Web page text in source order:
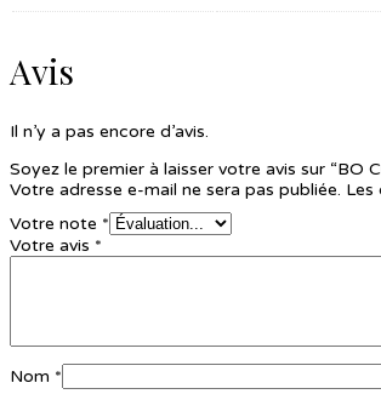
Avis
Il n’y a pas encore d’avis.
Soyez le premier à laisser votre avis sur “BO
Votre adresse e-mail ne sera pas publiée. Les
Votre note *
Votre avis *
Nom *